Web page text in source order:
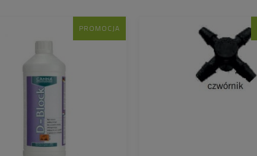
PROMOCJA